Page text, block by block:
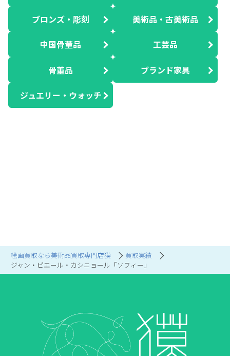
絵画買取なら美術品買取専門店獏
買取実績
ジャン・ピエール・カシニョール「ソフィー」
ブロンズ・彫刻 美術品・古美術品
中国骨董品 工芸品
骨董品 ブランド家具
ジュエリー・ウォッチ